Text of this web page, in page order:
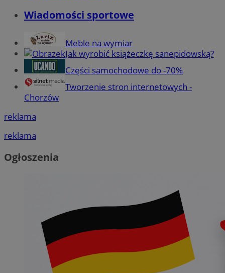
Wiadomości sportowe
Meble na wymiar
Jak wyrobić książeczkę sanepidowską?
Części samochodowe do -70%
Tworzenie stron internetowych -
Chorzów
reklama
reklama
Ogłoszenia